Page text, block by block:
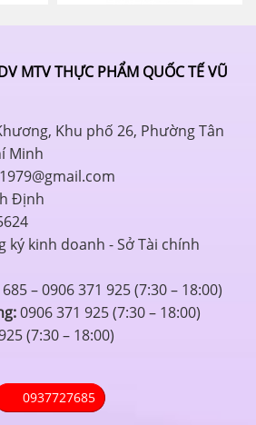
MTV THỰC PHẨM QUỐC TẾ VŨ
Khu phố 26, Phường Tân
Minh
Định
ký kinh doanh - Sở Tài chính
– 0906 371 925 (7:30 – 18:00)
0906 371 925 (7:30 – 18:00)
(7:30 – 18:00)
0937727685